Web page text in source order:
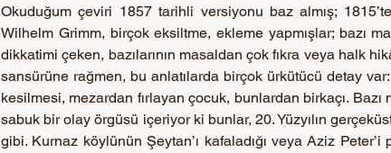
Okuduğum çeviri 1857 tarihli versiyonu baz almış;
Wilhelm Grimm, birçok eksiltme, ekleme yapmışlar; bazı
dikkatimi çeken, bazılarının masaldan çok fıkra veya halk
sansürüne rağmen, bu anlatılarda birçok ürkütücü detay
kesilmesi, mezardan fırlayan çocuk, bunlardan birkaçı.
sabuk bir olay örgüsü içeriyor ki bunlar, 20. Yüzyılın
gibi. Kurnaz köylünün Şeytan’ı kafaladığı veya Aziz Peter’i